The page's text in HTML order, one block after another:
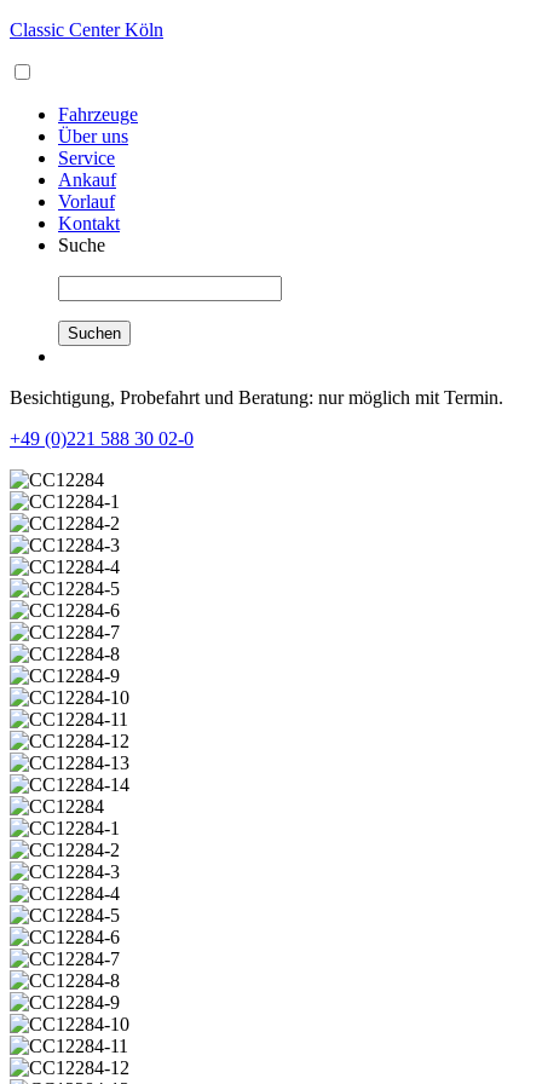
Classic Center Köln
Fahrzeuge
Über uns
Service
Ankauf
Vorlauf
Kontakt
Suche
Besichtigung, Probefahrt und Beratung: nur möglich mit Termin.
+49 (0)221 588 30 02-0